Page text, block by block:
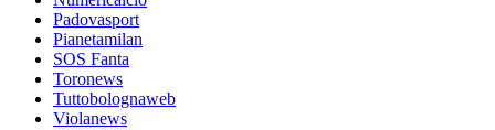
Padovasport
Pianetamilan
SOS Fanta
Toronews
Tuttobolognaweb
Violanews